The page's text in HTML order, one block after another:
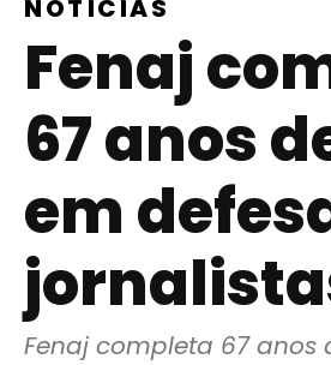
NOTÍCIAS
Fenaj
67 anos
em
Fenaj completa 67 anos